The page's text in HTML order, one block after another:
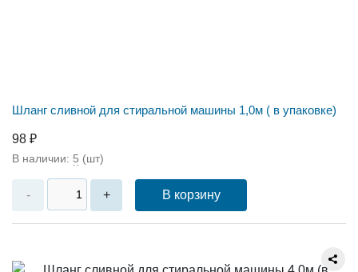
Шланг сливной для стиральной машины 1,0м ( в упаковке)
98 ₽
В наличии: 5 (шт)
- + В корзину